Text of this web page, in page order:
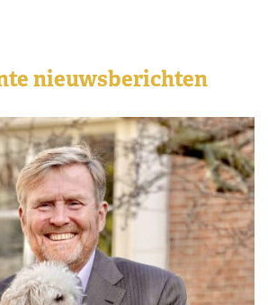
nieuwsberichten